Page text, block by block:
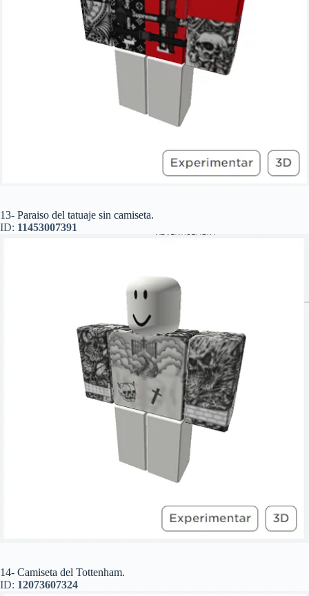
13- Paraiso del tatuaje sin camiseta.
ID: 11453007391
14- Camiseta del Tottenham.
ID: 12073607324